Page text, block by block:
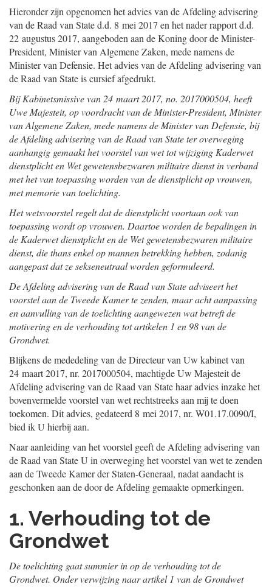
Hieronder zijn opgenomen het advies van de Afdeling advisering
van de Raad van State d.d. 8 mei 2017 en het nader rapport d.d.
22 augustus 2017, aangeboden aan de Koning door de Minister-
President, Minister van Algemene Zaken, mede namens de
Minister van Defensie. Het advies van de Afdeling advisering van
de Raad van State is cursief afgedrukt.
Bij Kabinetsmissive van 24 maart 2017, no. 2017000504, heeft
Uwe Majesteit, op voordracht van de Minister-President, Minister
van Algemene Zaken, mede namens de Minister van Defensie, bij
de Afdeling advisering van de Raad van State ter overweging
aanhangig gemaakt het voorstel van wet tot wijziging Kaderwet
dienstplicht en Wet gewetensbezwaren militaire dienst in verband
met het van toepassing worden van de dienstplicht op vrouwen,
met memorie van toelichting.
Het wetsvoorstel regelt dat de dienstplicht voortaan ook van
toepassing wordt op vrouwen. Daartoe worden de bepalingen in
de Kaderwet dienstplicht en de Wet gewetensbezwaren militaire
dienst, die thans enkel op mannen betrekking hebben, zodanig
aangepast dat ze sekseneutraal worden geformuleerd.
De Afdeling advisering van de Raad van State adviseert het
voorstel aan de Tweede Kamer te zenden, maar acht aanpassing
en aanvulling van de toelichting aangewezen wat betreft de
motivering en de verhouding tot artikelen 1 en 98 van de
Grondwet.
Blijkens de mededeling van de Directeur van Uw kabinet van
24 maart 2017, nr. 2017000504, machtigde Uw Majesteit de
Afdeling advisering van de Raad van State haar advies inzake het
bovenvermelde voorstel van wet rechtstreeks aan mij te doen
toekomen. Dit advies, gedateerd 8 mei 2017, nr. W01.17.0090/I,
bied ik U hierbij aan.
Naar aanleiding van het voorstel geeft de Afdeling advisering van
de Raad van State U in overweging het voorstel van wet te zenden
aan de Tweede Kamer der Staten-Generaal, nadat aandacht is
geschonken aan de door de Afdeling gemaakte opmerkingen.
1. Verhouding tot de
Grondwet
De toelichting gaat summier in op de verhouding tot de
Grondwet. Onder verwijzing naar artikel 1 van de Grondwet